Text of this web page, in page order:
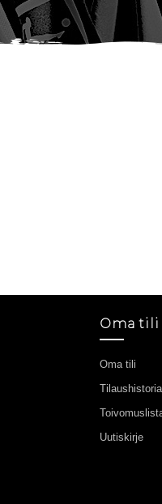
Oma tili
Oma tili
Tilaushistoria
Uutiskirje